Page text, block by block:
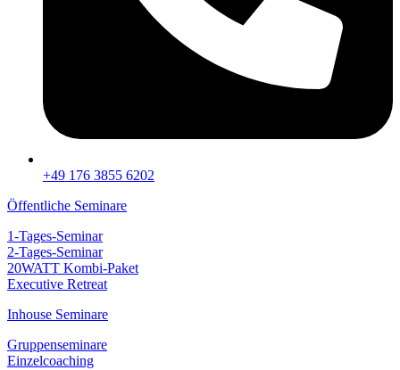
+49 176 3855 6202
Öffentliche Seminare
1-Tages-Seminar
2-Tages-Seminar
20WATT Kombi-Paket
Executive Retreat
Inhouse Seminare
Gruppenseminare
Einzelcoaching